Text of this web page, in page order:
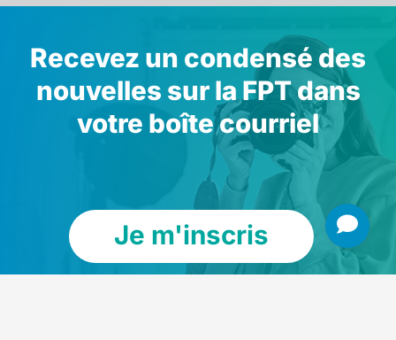
Recevez un condensé des
nouvelles sur la FPT dans
votre boîte courriel
Je m'inscris